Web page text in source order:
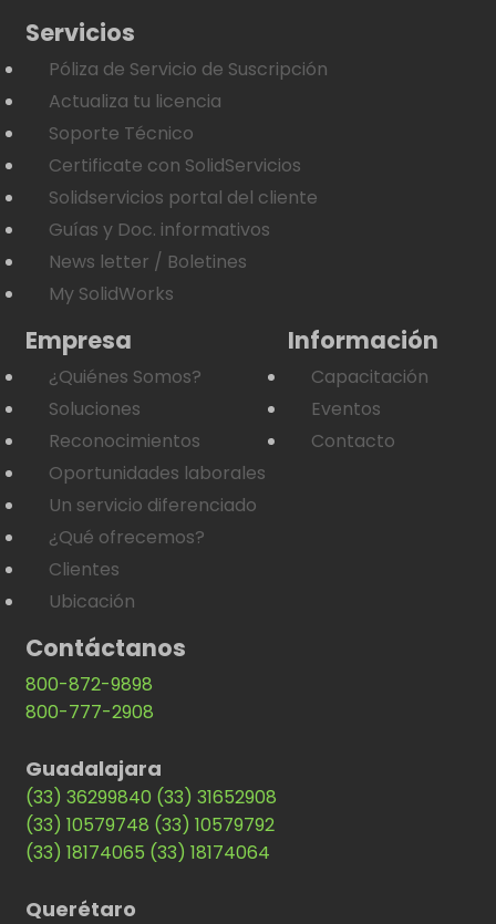
Servicios
Póliza de Servicio de Suscripción
Actualiza tu licencia
Soporte Técnico
Certificate con SolidServicios
Solidservicios portal del cliente
Guías y Doc. informativos
News letter / Boletines
My SolidWorks
Empresa
¿Quiénes Somos?
Soluciones
Reconocimientos
Oportunidades laborales
Un servicio diferenciado
¿Qué ofrecemos?
Clientes
Ubicación
Información
Capacitación
Eventos
Contacto
Contáctanos
800-872-9898
800-777-2908
Guadalajara
(33) 36299840 (33) 31652908
(33) 10579748 (33) 10579792
(33) 18174065 (33) 18174064
Querétaro